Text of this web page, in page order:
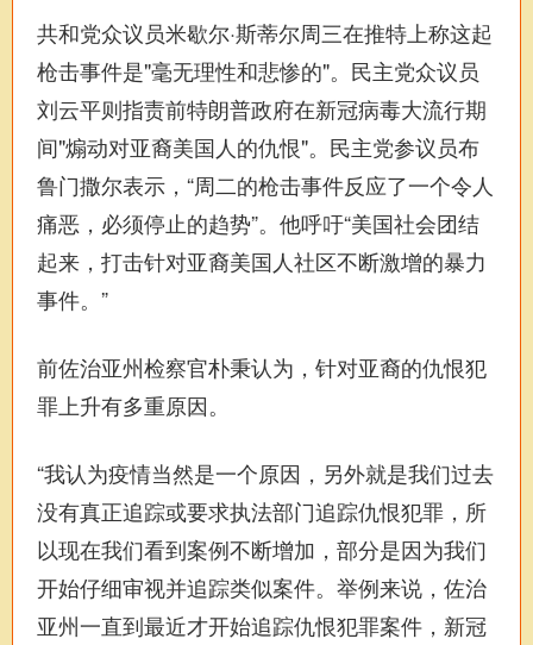
共和党众议员米歇尔·斯蒂尔周三在推特上称这起
枪击事件是"毫无理性和悲惨的"。民主党众议员
刘云平则指责前特朗普政府在新冠病毒大流行期
间"煽动对亚裔美国人的仇恨"。民主党参议员布
鲁门撒尔表示，“周二的枪击事件反应了一个令人
痛恶，必须停止的趋势”。他呼吁“美国社会团结
起来，打击针对亚裔美国人社区不断激增的暴力
事件。”
前佐治亚州检察官朴秉认为，针对亚裔的仇恨犯
罪上升有多重原因。
“我认为疫情当然是一个原因，另外就是我们过去
没有真正追踪或要求执法部门追踪仇恨犯罪，所
以现在我们看到案例不断增加，部分是因为我们
开始仔细审视并追踪类似案件。举例来说，佐治
亚州一直到最近才开始追踪仇恨犯罪案件，新冠